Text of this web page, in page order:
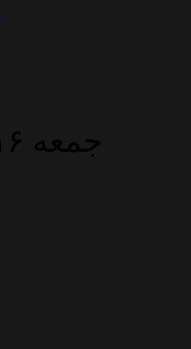
جمعه ۱۶ مرداد ۱۴۰۵